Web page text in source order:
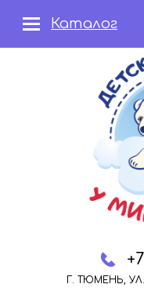
Г. ТЮМЕНЬ,
Каталог